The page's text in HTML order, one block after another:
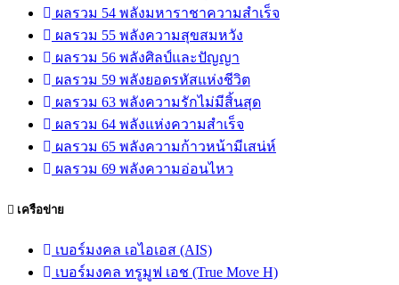
ผลรวม 54 พลังมหาราชาความสำเร็จ
ผลรวม 55 พลังความสุขสมหวัง
ผลรวม 56 พลังศิลป์และปัญญา
ผลรวม 59 พลังยอดรหัสแห่งชีวิต
ผลรวม 63 พลังความรักไม่มีสิ้นสุด
ผลรวม 64 พลังแห่งความสำเร็จ
ผลรวม 65 พลังความก้าวหน้ามีเสน่ห์
ผลรวม 69 พลังความอ่อนไหว
เครือข่าย
เบอร์มงคล เอไอเอส (AIS)
เบอร์มงคล ทรูมูฟ เอช (True Move H)